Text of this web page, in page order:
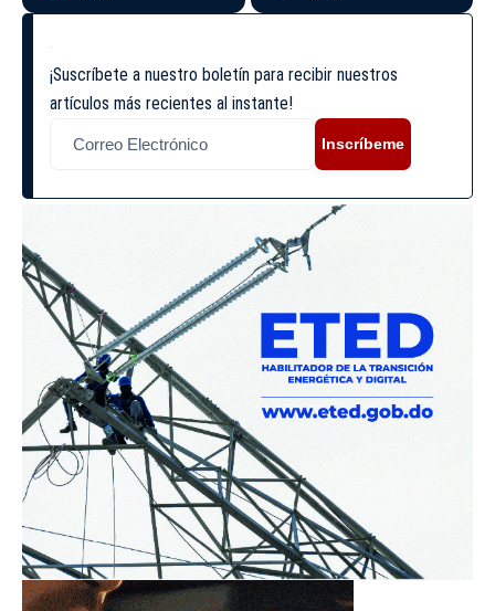
¡Suscríbete a nuestro boletín para recibir nuestros
artículos más recientes al instante!
Inscríbeme